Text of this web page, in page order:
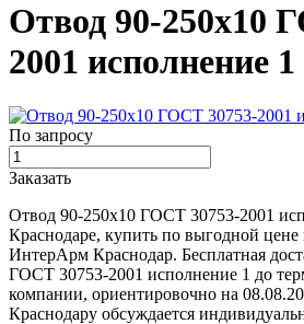
Отвод 90-250х10
2001 исполнение 1
По запросу
Заказать
Отвод 90-250х10 ГОСТ 30753-2001
Краснодаре, купить по выгодной цене
ИнтерАрм Краснодар. Бесплатная
ГОСТ 30753-2001 исполнение 1 до
компании, ориентировочно на
Краснодару обсуждается